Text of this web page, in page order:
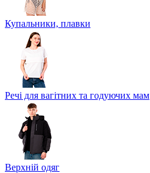
Купальники, плавки
Речі для вагітних та годуючих мам
Верхній одяг